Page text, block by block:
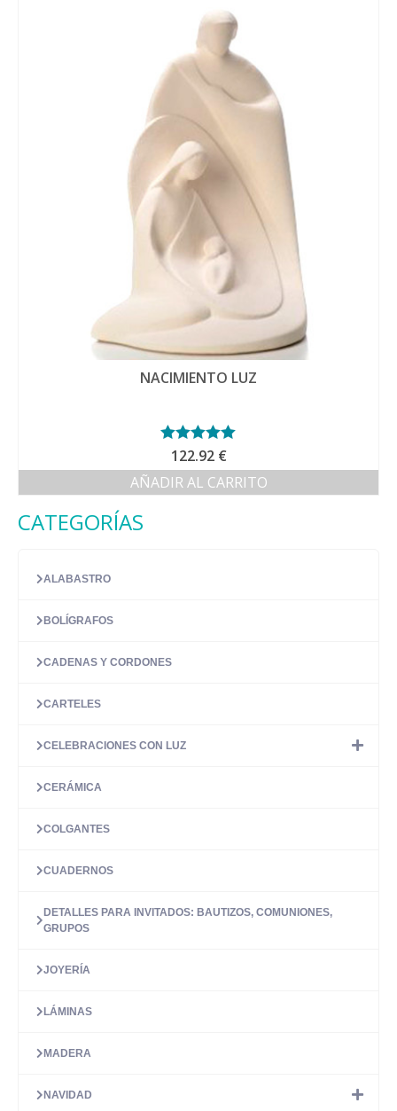
NACIMIENTO LUZ
Valorado con
5.00de 5
122.92 €
AÑADIR AL CARRITO
CATEGORÍAS
ALABASTRO
BOLÍGRAFOS
CADENAS Y CORDONES
CARTELES
CELEBRACIONES CON LUZ
CERÁMICA
COLGANTES
CUADERNOS
DETALLES PARA INVITADOS: BAUTIZOS, COMUNIONES,
GRUPOS
JOYERÍA
LÁMINAS
MADERA
NAVIDAD